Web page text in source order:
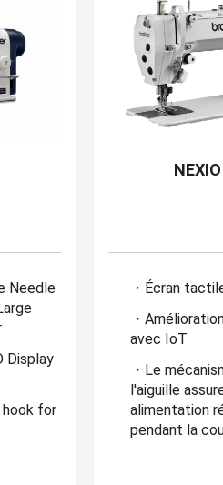
Needle
Display
hook for
・Écran
・
avec IoT
・Le
l'aiguille
alimentation
pendant la